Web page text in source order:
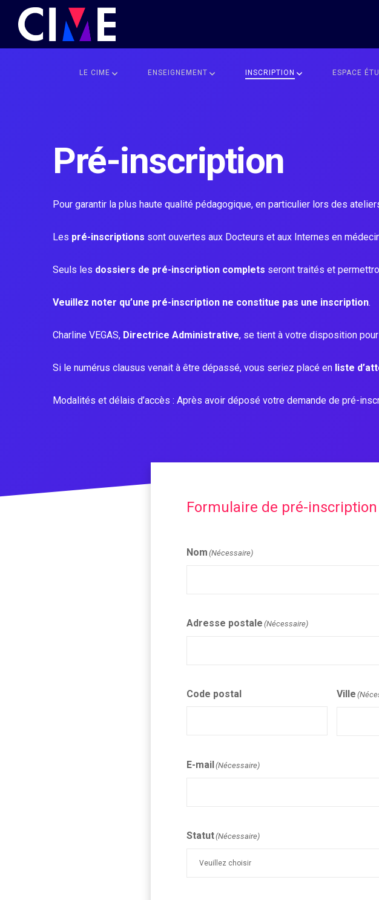
LE CIME ENSEIGNEMENT INSCRIPTION ESPACE
Pré-inscription
Pour garantir la plus haute qualité pédagogique, en particulier lors des
Les pré-inscriptions sont ouvertes aux Docteurs et aux Internes en
Seuls les dossiers de pré-inscription complets seront traités et
Veuillez noter qu’une pré-inscription ne constitue pas une inscription.
Charline VEGAS, Directrice Administrative, se tient à votre disposition
Si le numérus clausus venait à être dépassé, vous seriez placé en liste
Modalités et délais d’accès : Après avoir déposé votre demande de pré-
Formulaire de pré-inscription
Nom (Nécessaire)
Adresse postale (Nécessaire)
Code postal Ville
E-mail (Nécessaire)
Statut(Nécessaire)